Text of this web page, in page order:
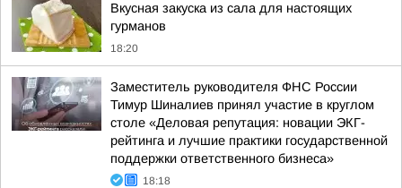
Вкусная закуска из сала для настоящих
гурманов
18:20
Заместитель руководителя ФНС России
Тимур Шиналиев принял участие в круглом
столе «Деловая репутация: новации ЭКГ-
рейтинга и лучшие практики государственной
поддержки ответственного бизнеса»
18:18